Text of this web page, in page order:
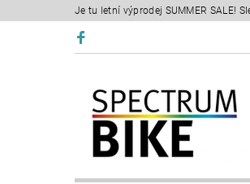
Je tu letní výprodej SUMMER SALE!